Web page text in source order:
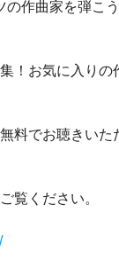
作曲家を弾こう
！お気に入りの
料でお聴きい
覧ください。